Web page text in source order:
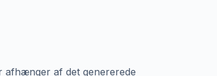
afhænger af det genererede